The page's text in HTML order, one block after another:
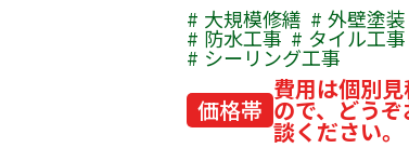
大規模修繕 外壁塗装
防水工事 タイル工事
シーリング工事
価格帯
費用は個別
ので、どう
談ください。